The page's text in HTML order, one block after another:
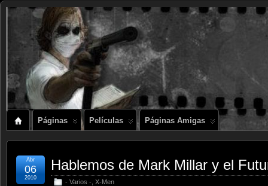
Páginas Películas Páginas Amigas
Hablemos de Mark Millar y el
- Varios - X-Men
Abr
06
2010